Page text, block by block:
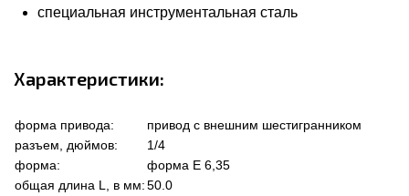
специальная инструментальная сталь
Характеристики:
форма привода:
привод с внешним шестигранником
разъем, дюймов:
1/4
форма:
форма Е 6,35
общая длина L, в мм:50.0